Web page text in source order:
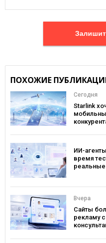
ПОХОЖИЕ
Сегодня
Starlink
ИИ-
время
Вчера
Сайты
рекламу